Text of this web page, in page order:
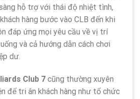
hỗ trợ với thái độ nhiệt tình,
hàng bước vào CLB đến khi
đáp ứng mọi yêu cầu về vị trí
và cả hướng dẫn cách chơi
dư.
Club 7 cũng thường xuyên
để tri ân khách hàng như tổ chức